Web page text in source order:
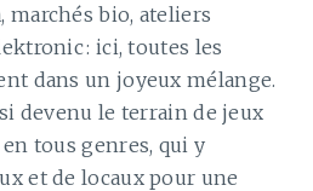
marchés bio, ateliers
: ici, toutes les
dans un joyeux mélange.
devenu le terrain de jeux
tous genres, qui y
et de locaux pour une